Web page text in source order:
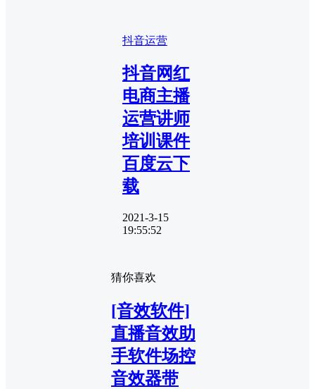
抖音运营
抖音网红
电商主播
运营讲师
培训课件
百度云下
载
2021-3-15
19:55:52
猜你喜欢
[音效软件]
直播音效助
手软件场控
音效器带